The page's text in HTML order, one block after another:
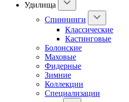
Удилища
Спиннинги
Классические
Кастинговые
Болонские
Маховые
Фидерные
Зимние
Коллекции
Специализации